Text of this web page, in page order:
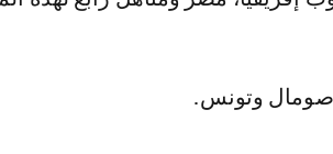
صومال وتونس.